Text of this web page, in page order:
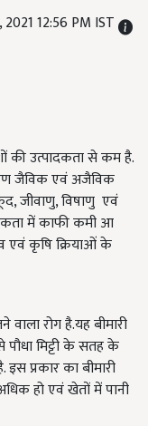
12:56 PM IST
की उत्पादकता से कम है.
जैविक एवं अजैविक
,जीवाणु,विषाणु एवं
में काफी कमी आ
एवं कृषि क्रियाओं के
रोग है.यह बीमारी
पौधा मिट्टी के सतह के
प्रकार का बीमारी
हो एवं खेतों में पानी